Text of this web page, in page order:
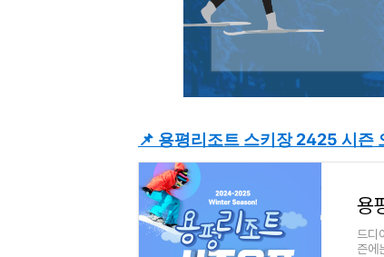
📌 용평리조트 스키장 2425 시즌
드디
즌에